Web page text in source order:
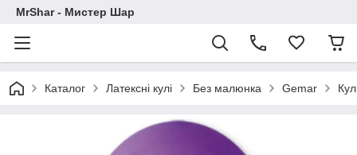
MrShar - Мистер Шар
Каталог Латексні кулі Без малюнка Gemar